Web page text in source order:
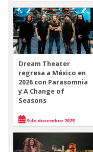
Dream Theater
regresa a México en
2026 con Parasomnia
y A Change of
Seasons
9 de diciembre 2025